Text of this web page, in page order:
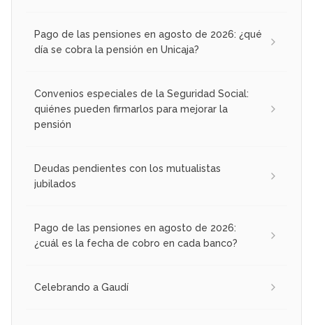
Pago de las pensiones en agosto de 2026: ¿qué
día se cobra la pensión en Unicaja?
Convenios especiales de la Seguridad Social:
quiénes pueden firmarlos para mejorar la
pensión
Deudas pendientes con los mutualistas
jubilados
Pago de las pensiones en agosto de 2026:
¿cuál es la fecha de cobro en cada banco?
Celebrando a Gaudí